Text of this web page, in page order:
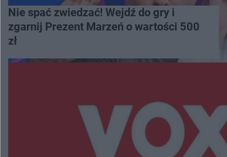
Nie spać zwiedzać! Wejdź do gry i
zgarnij Prezent Marzeń o wartości 500
zł